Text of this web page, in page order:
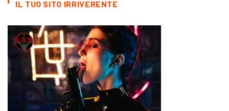
IL TUO SITO IRRIVERENTE